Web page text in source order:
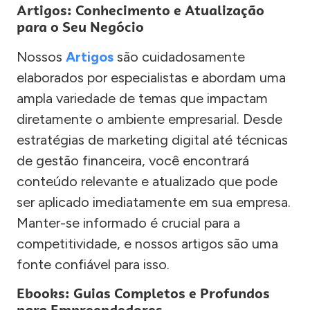
Artigos: Conhecimento e Atualização
para o Seu Negócio
Nossos Artigos são cuidadosamente
elaborados por especialistas e abordam uma
ampla variedade de temas que impactam
diretamente o ambiente empresarial. Desde
estratégias de marketing digital até técnicas
de gestão financeira, você encontrará
conteúdo relevante e atualizado que pode
ser aplicado imediatamente em sua empresa.
Manter-se informado é crucial para a
competitividade, e nossos artigos são uma
fonte confiável para isso.
Ebooks: Guias Completos e Profundos